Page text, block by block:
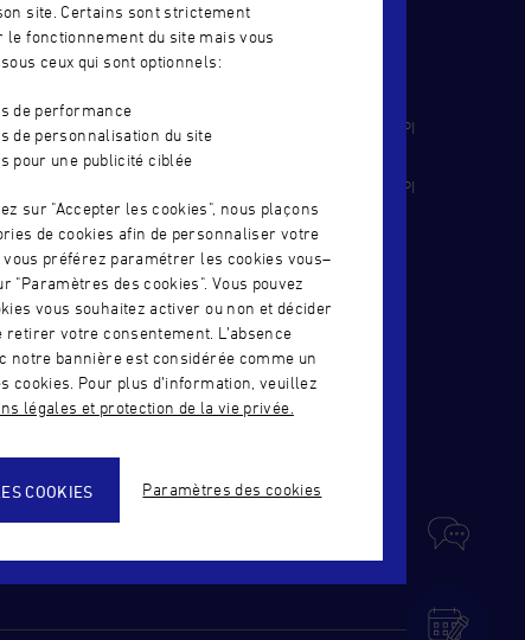
– CSJ
–
CERTIFICATION QUALIOPI
TÉLÉCHARGEZ NOTRE CERTIFICAT QUALIOPI
- ALTERNANCE
TÉLÉCHARGEZ NOTRE CERTIFICAT QUALIOPI
- FORMATION CONTINUE
site. Certains sont strictement
le fonctionnement du site mais vous
ceux qui sont optionnels:
de performance
de personnalisation du site
pour une publicité ciblée
sur "Accepter les cookies", nous plaçons
de cookies afin de personnaliser votre
préférez paramétrer les cookies vous–
"Paramètres des cookies". Vous pouvez
vous souhaitez activer ou non et décider
retirer votre consentement. L’absence
notre bannière est considérée comme un
cookies. Pour plus d’information, veuillez
légales et protection de la vie privée.
COOKIES Paramètres des cookies